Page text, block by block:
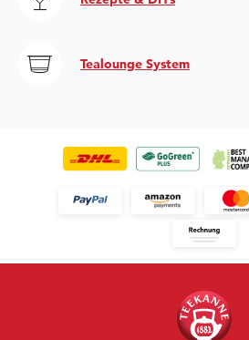
Tealounge System